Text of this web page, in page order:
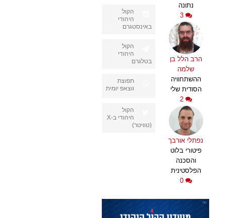
נתונה
3
הרב הלל בן
שלמה
ההשתחוויה
הסודית שלי
2
נפתלי אורבך
פיטורי בלוט
והסכנה
הפלסטינית
0
הקול
היהודי
באינסטגרם
הקול
היהודי
בטלגרם
תפוצת
ווצאפ יומית
הקול
היהודי ב-X
(טוויטר)